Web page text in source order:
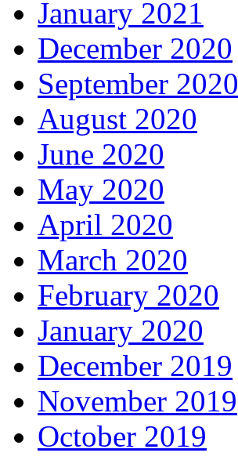
January 2021
December 2020
September 2020
August 2020
June 2020
May 2020
April 2020
March 2020
February 2020
January 2020
December 2019
November 2019
October 2019